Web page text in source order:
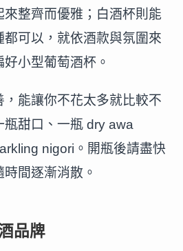
來整齊而優雅；白酒杯則能
可以，就依酒款與氛圍來
小型葡萄酒杯。
能讓你不花太多就比較不
瓶甜口、一瓶 dry awa
nigori。開瓶後請盡快
間逐漸消散。
品牌